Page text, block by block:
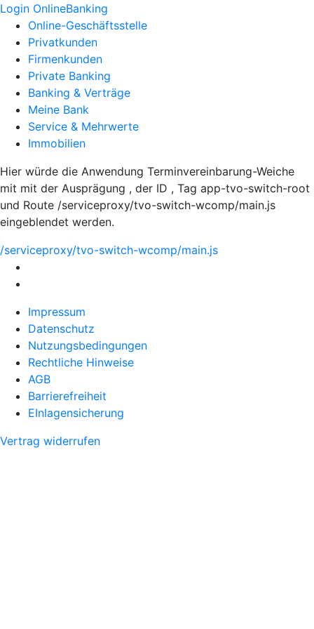
Login OnlineBanking
Online-Geschäftsstelle
Privatkunden
Firmenkunden
Private Banking
Banking & Verträge
Meine Bank
Service & Mehrwerte
Immobilien
Hier würde die Anwendung Terminvereinbarung-Weiche
mit mit der Ausprägung , der ID , Tag app-tvo-switch-root
und Route /serviceproxy/tvo-switch-wcomp/main.js
eingeblendet werden.
/serviceproxy/tvo-switch-wcomp/main.js
Impressum
Datenschutz
Nutzungsbedingungen
Rechtliche Hinweise
AGB
Barrierefreiheit
EInlagensicherung
Vertrag widerrufen